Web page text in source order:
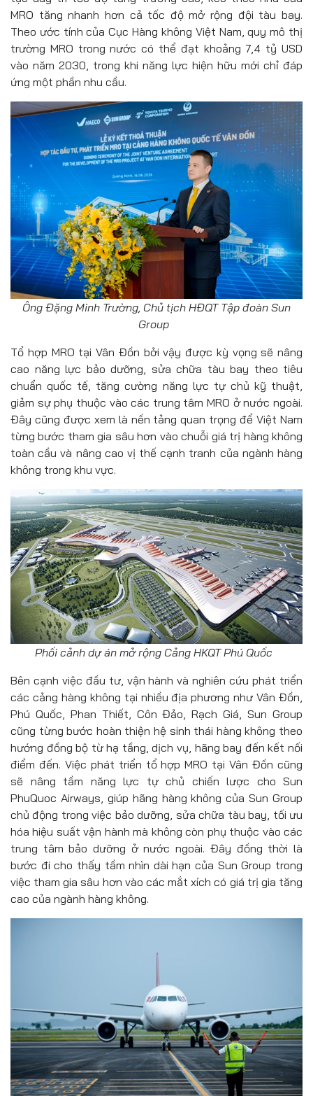
MRO tăng nhanh hơn cả tốc độ mở rộng đội tàu bay.
Theo ước tính của Cục Hàng không Việt Nam, quy mô thị
trường MRO trong nước có thể đạt khoảng 7,4 tỷ USD
vào năm 2030, trong khi năng lực hiện hữu mới chỉ đáp
ứng một phần nhu cầu.
Ông Đặng Minh Trường, Chủ tịch HĐQT Tập đoàn Sun
Group
Tổ hợp MRO tại Vân Đồn bởi vậy được kỳ vọng sẽ nâng
cao năng lực bảo dưỡng, sửa chữa tàu bay theo tiêu
chuẩn quốc tế, tăng cường năng lực tự chủ kỹ thuật,
giảm sự phụ thuộc vào các trung tâm MRO ở nước ngoài.
Đây cũng được xem là nền tảng quan trọng để Việt Nam
từng bước tham gia sâu hơn vào chuỗi giá trị hàng không
toàn cầu và nâng cao vị thế cạnh tranh của ngành hàng
không trong khu vực.
Phối cảnh dự án mở rộng Cảng HKQT Phú Quốc
Bên cạnh việc đầu tư, vận hành và nghiên cứu phát triển
các cảng hàng không tại nhiều địa phương như Vân Đồn,
Phú Quốc, Phan Thiết, Côn Đảo, Rạch Giá, Sun Group
cũng từng bước hoàn thiện hệ sinh thái hàng không theo
hướng đồng bộ từ hạ tầng, dịch vụ, hãng bay đến kết nối
điểm đến. Việc phát triển tổ hợp MRO tại Vân Đồn cũng
sẽ nâng tầm năng lực tự chủ chiến lược cho Sun
PhuQuoc Airways, giúp hãng hàng không của Sun Group
chủ động trong việc bảo dưỡng, sửa chữa tàu bay, tối ưu
hóa hiệu suất vận hành mà không còn phụ thuộc vào các
trung tâm bảo dưỡng ở nước ngoài. Đây đồng thời là
bước đi cho thấy tầm nhìn dài hạn của Sun Group trong
việc tham gia sâu hơn vào các mắt xích có giá trị gia tăng
cao của ngành hàng không.